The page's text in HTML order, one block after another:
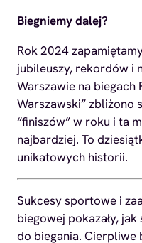
Biegniemy dalej?
Rok 2024
jubileuszy, rekordów i
Warszawie na biegach
Warszawski” zbliżono
“finiszów” w roku i ta
najbardziej. To
unikatowych historii.
Sukcesy sportowe i
biegowej pokazały,
do biegania. Cierpliwe